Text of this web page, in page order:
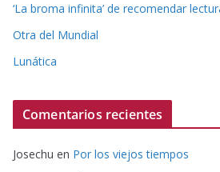
‘La broma infinita’ de recomendar
Otra del Mundial
Lunática
Comentarios recientes
Josechu en Por los viejos tiempos